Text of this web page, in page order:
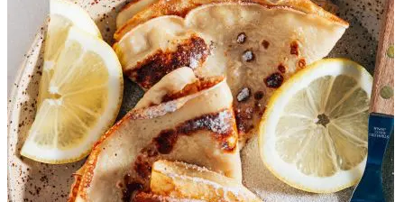
Ravioli lasagne openenRavioli lasagne
Bekijk alle resultaten
Meest gezocht
10 x Zomerdrankjes
11 x salade dressing
Caesar salade met krokante kip
Kip marinades: 3 recepten
Spaanse Sangria